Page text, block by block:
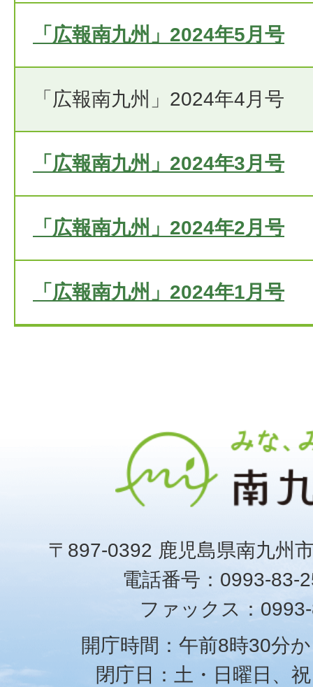
「広報南九州」2024年5月号
「広報南九州」2024年4月号
「広報南九州」2024年3月号
「広報南九州」2024年2月号
「広報南九州」2024年1月号
〒897-0392 鹿児島県南九州
電話番号：0993-83-
ファックス：
開庁時間：午前8時30分
閉庁日：土・日曜日、